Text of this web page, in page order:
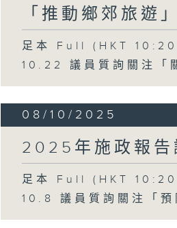
「推動鄉郊旅遊
足本 Full (HKT
10.22 議員質詢關注「
08/10/2025
2025年施政報告
足本 Full (HKT
10.8 議員質詢關注「預